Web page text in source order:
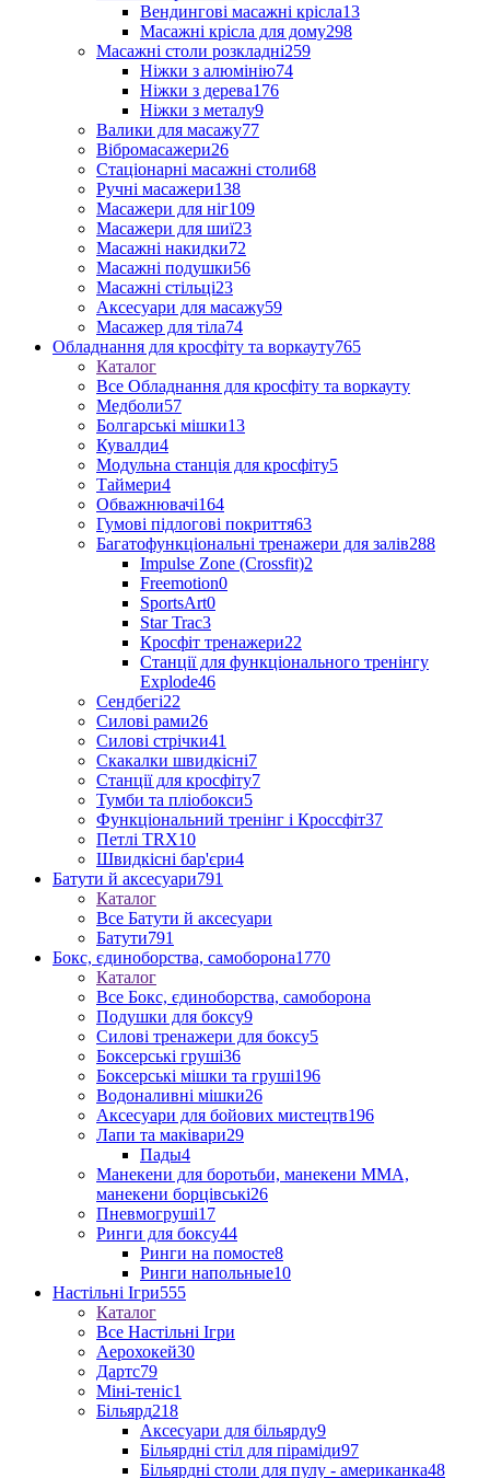
Вендингові масажні крісла13
Масажні крісла для дому298
Масажні столи розкладні259
Ніжки з алюмінію74
Ніжки з дерева176
Ніжки з металу9
Валики для масажу77
Вібромасажери26
Стаціонарні масажні столи68
Ручні масажери138
Масажери для ніг109
Масажери для шиї23
Масажні накидки72
Масажні подушки56
Масажні стільці23
Аксесуари для масажу59
Масажер для тіла74
Обладнання для кросфіту та воркауту765
Каталог
Все Обладнання для кросфіту та воркауту
Медболи57
Болгарські мішки13
Кувалди4
Модульна станція для кросфіту5
Таймери4
Обважнювачі164
Гумові підлогові покриття63
Багатофункціональні тренажери для залів288
Impulse Zone (Crossfit)2
Freemotion0
SportsArt0
Star Trac3
Кросфіт тренажери22
Станції для функціонального тренінгу
Explode46
Сендбегі22
Силові рами26
Силові стрічки41
Скакалки швидкісні7
Станції для кросфіту7
Тумби та пліобокси5
Функціональний тренінг і Кроссфіт37
Петлі TRX10
Швидкісні бар'єри4
Батути й аксесуари791
Каталог
Все Батути й аксесуари
Батути791
Бокс, єдиноборства, самоборона1770
Каталог
Все Бокс, єдиноборства, самоборона
Подушки для боксу9
Силові тренажери для боксу5
Боксерські груші36
Боксерські мішки та груші196
Водоналивні мішки26
Аксесуари для бойових мистецтв196
Лапи та маківари29
Пады4
Манекени для боротьби, манекени ММА,
манекени борцівські26
Пневмогруші17
Ринги для боксу44
Ринги на помосте8
Ринги напольные10
Настільні Ігри555
Каталог
Все Настільні Ігри
Аерохокей30
Дартс79
Міні-теніс1
Більярд218
Аксесуари для більярду9
Більярдні стіл для піраміди97
Більярдні столи для пулу - американка48